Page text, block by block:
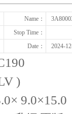
Name：
Stop Time：
Date： 2024-
)